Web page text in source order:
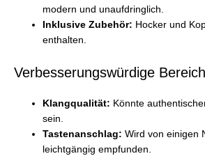
modern und unaufdringlich.
Inklusive Zubehör: Hocker und
enthalten.
Verbesserungswürdige
Klangqualität: Könnte
sein.
Tastenanschlag: Wird von einigen
leichtgängig empfunden.